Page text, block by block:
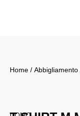
Home / Abbigliamento